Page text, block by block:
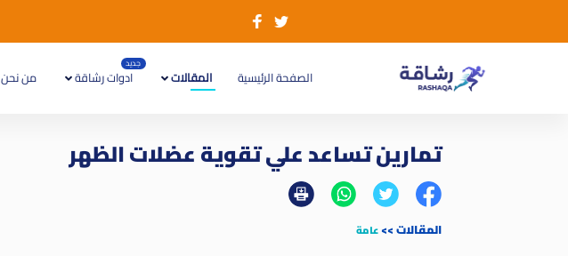
الصفحة الرئيسية
(current) المقالات
جديد
ادوات رشاقة من نحن
تمارين تساعد علي تقوية عضلات الظهر
المقالات>>عامة